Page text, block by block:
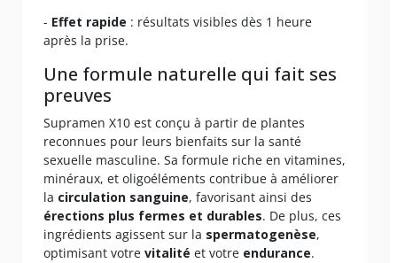
- Effet rapide : résultats visibles dès 1 heure
après la prise.
Une formule naturelle qui fait ses
preuves
Supramen X10 est conçu à partir de plantes
reconnues pour leurs bienfaits sur la santé
sexuelle masculine. Sa formule riche en vitamines,
minéraux, et oligoéléments contribue à améliorer
la circulation sanguine, favorisant ainsi des
érections plus fermes et durables. De plus, ces
ingrédients agissent sur la spermatogenèse,
optimisant votre vitalité et votre endurance.